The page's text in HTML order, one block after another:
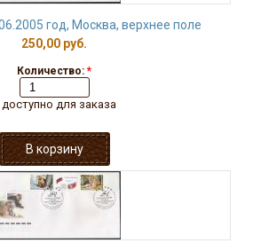
год, Москва, верхнее поле
250,00 руб.
Количество: *
доступно для заказа